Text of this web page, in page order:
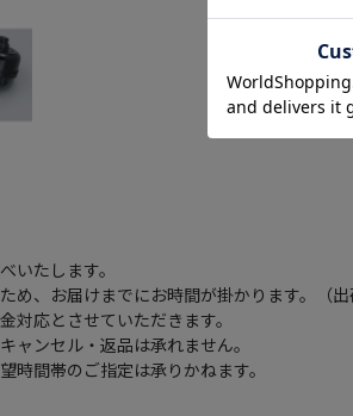
いたします。
、お届けまでにお時間が掛かります。（出
応とさせていただきます。
ンセル・返品は承れません。
間帯のご指定は承りかねます。